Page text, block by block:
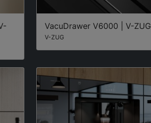
VacuDrawer V6000 | V-ZUG
V-ZUG